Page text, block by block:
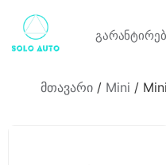
მთავარი / Mini /